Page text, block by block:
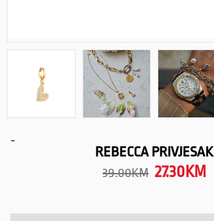
-
REBECCA PRIVJESAK
39.00KM 27.30 KM